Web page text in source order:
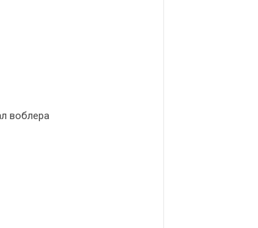
воблера